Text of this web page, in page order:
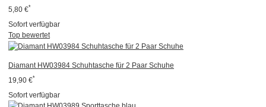
5,80 €*
Sofort verfügbar
Top bewertet
Diamant HW03984 Schuhtasche für 2 Paar Schuhe
19,90 €*
Sofort verfügbar